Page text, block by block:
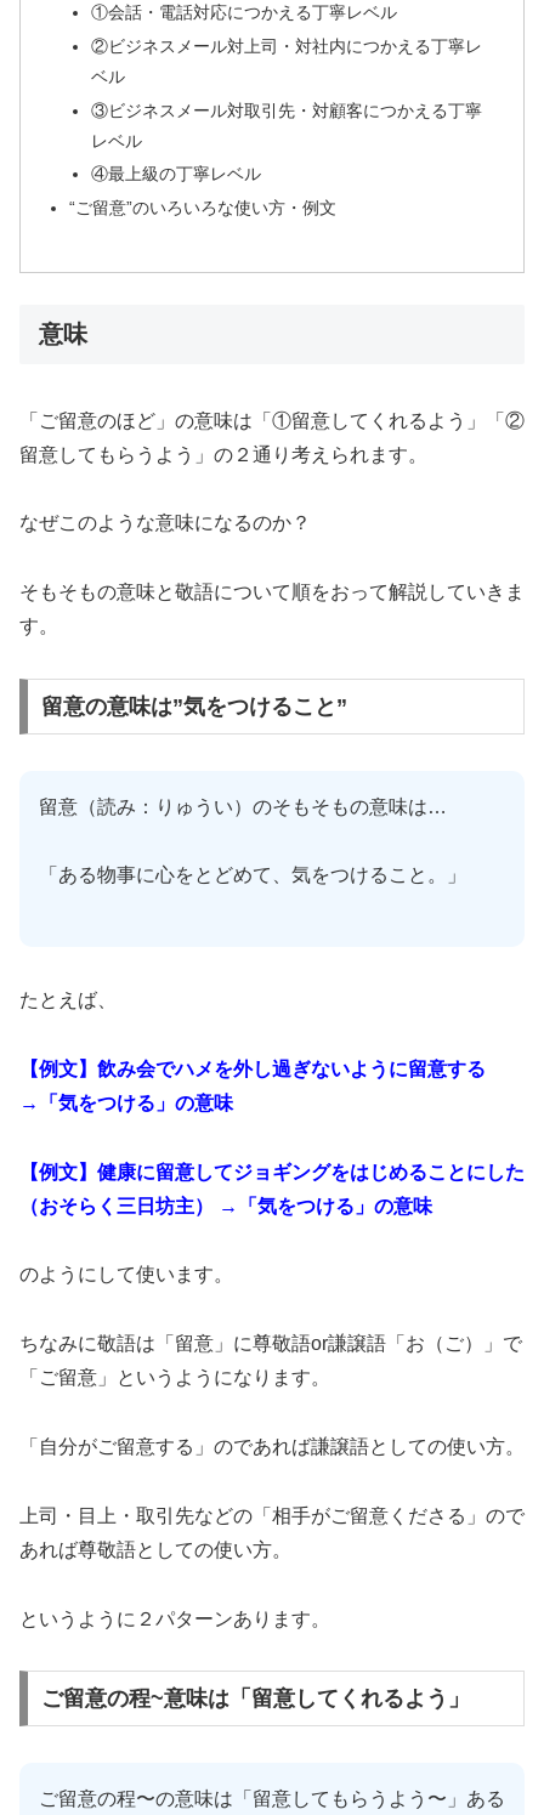
①会話・電話対応につかえる丁寧レベル
②ビジネスメール対上司・対社内につかえる丁寧レ
ベル
③ビジネスメール対取引先・対顧客につかえる丁寧
レベル
④最上級の丁寧レベル
“ご留意”のいろいろな使い方・例文
意味
「ご留意のほど」の意味は「①留意してくれるよう」「②
留意してもらうよう」の２通り考えられます。
なぜこのような意味になるのか？
そもそもの意味と敬語について順をおって解説していきま
す。
留意の意味は”気をつけること”
留意（読み：りゅうい）のそもそもの意味は…
「ある物事に心をとどめて、気をつけること。」
たとえば、
【例文】飲み会でハメを外し過ぎないように留意する
→「気をつける」の意味
【例文】健康に留意してジョギングをはじめることにした
（おそらく三日坊主） →「気をつける」の意味
のようにして使います。
ちなみに敬語は「留意」に尊敬語or謙譲語「お（ご）」で
「ご留意」というようになります。
「自分がご留意する」のであれば謙譲語としての使い方。
上司・目上・取引先などの「相手がご留意くださる」ので
あれば尊敬語としての使い方。
というように２パターンあります。
ご留意の程~意味は「留意してくれるよう」
ご留意の程〜の意味は「留意してもらうよう〜」ある